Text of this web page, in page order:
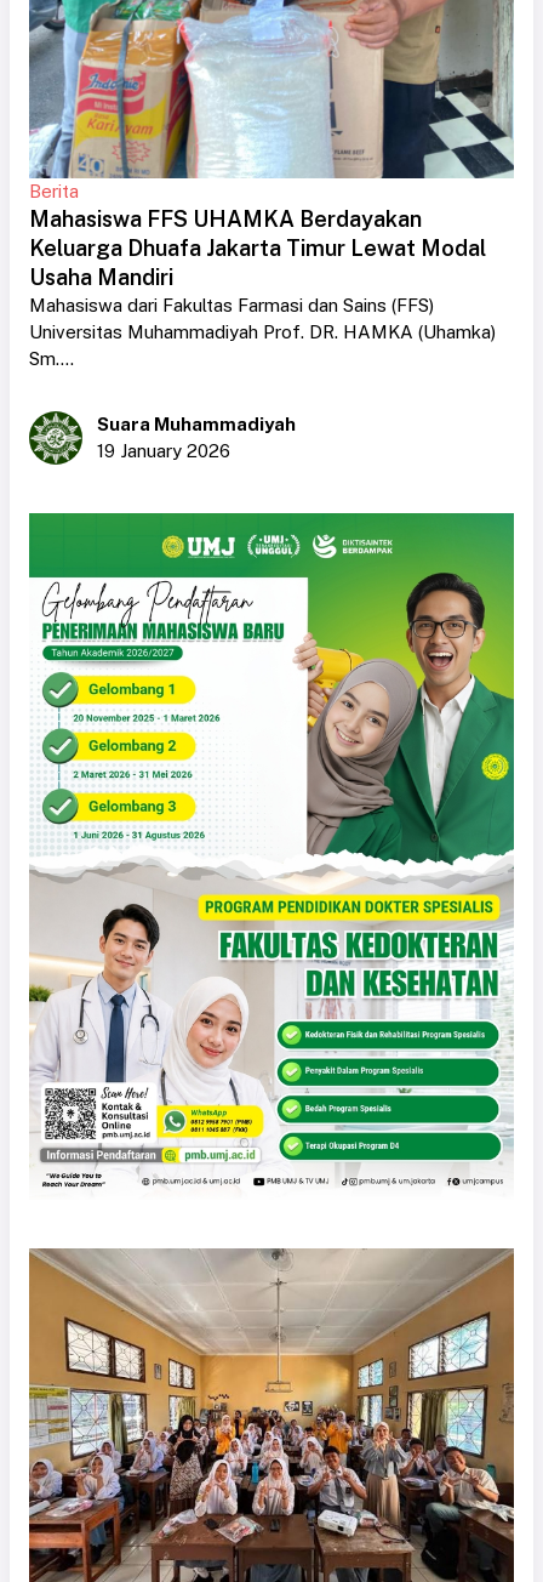
Berita
Mahasiswa FFS UHAMKA Berdayakan
Keluarga Dhuafa Jakarta Timur Lewat Modal
Usaha Mandiri
Mahasiswa dari Fakultas Farmasi dan Sains (FFS)
Universitas Muhammadiyah Prof. DR. HAMKA (Uhamka)
Sm....
Suara Muhammadiyah
19 January 2026